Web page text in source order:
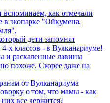
как отмечали
в экопарке "Ойкумена.
дети запомнят
4-х классов - в Вулканариуме!
и раскаленные лавины
похоже. Скорее даже на
от Вулканариума
о том, что мамы - как
все держится?